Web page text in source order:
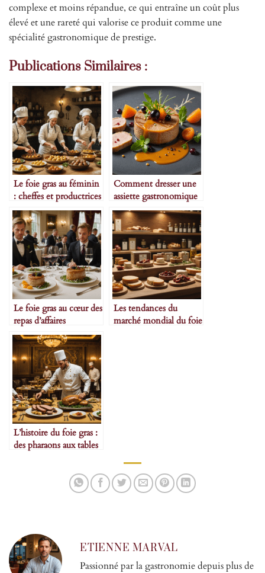
complexe et moins répandue, ce qui entraîne un coût plus
élevé et une rareté qui valorise ce produit comme une
spécialité gastronomique de prestige.
Publications Similaires :
Le foie gras au féminin
: cheffes et productrices
à l’honneur
Comment dresser une
assiette gastronomique
avec du foie gras
Le foie gras au cœur des
repas d’affaires
Les tendances du
marché mondial du foie
L’histoire du foie gras :
des pharaons aux tables
ETIENNE MARVAL
Passionné par la gastronomie depuis plus de